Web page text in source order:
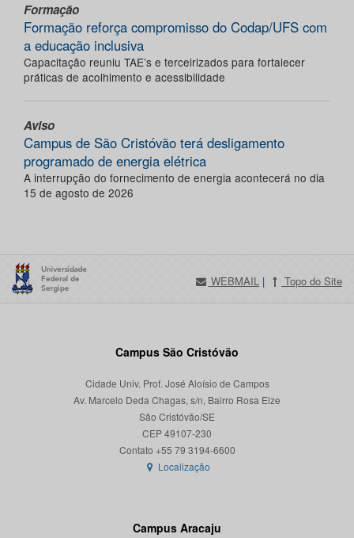
Formação
Formação reforça compromisso do Codap/UFS com
a educação inclusiva
Capacitação reuniu TAE’s e terceirizados para fortalecer
práticas de acolhimento e acessibilidade
Aviso
Campus de São Cristóvão terá desligamento
programado de energia elétrica
A interrupção do fornecimento de energia acontecerá no dia
15 de agosto de 2026
WEBMAIL | Topo do Site
Campus São Cristóvão
Cidade Univ. Prof. José Aloísio de Campos
Av. Marcelo Deda Chagas, s/n, Bairro Rosa Elze
São Cristóvão/SE
CEP 49107-230
Localização
Campus Aracaju